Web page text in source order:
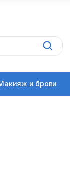
и брови